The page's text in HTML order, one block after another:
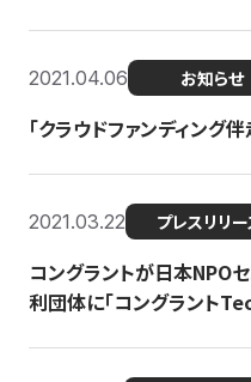
2021.04.06 お知らせ
「クラウドファンディング
2021.03.22 プレスリリー
コングラントが日本NPO
利団体に「コングラント